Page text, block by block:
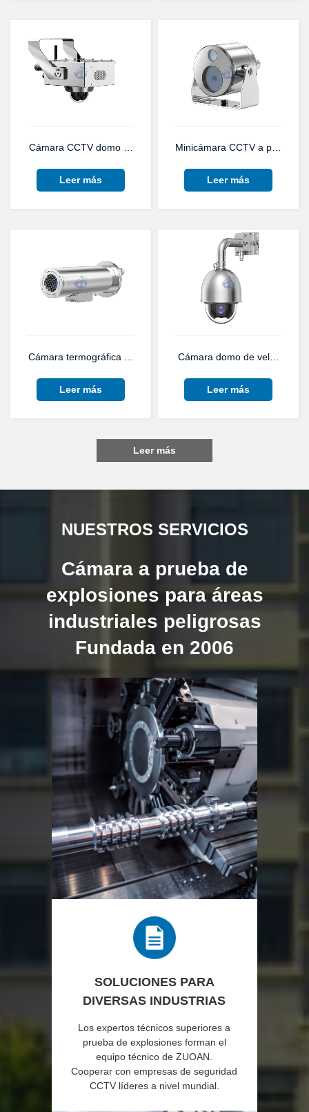
Cámara CCTV domo a prueba de explosiones serie KBA12Q
Leer más
Minicámara CCTV a prueba
Leer más
Cámara termográfica de acero inoxidable anticorrosión para
Leer más
Cámara domo de velocidad
Leer más
Leer más
NUESTROS SERVICIOS
Cámara a prueba de
explosiones para áreas
industriales peligrosas
Fundada en 2006
SOLUCIONES PARA
DIVERSAS INDUSTRIAS
Los expertos técnicos superiores a
prueba de explosiones forman el
equipo técnico de ZUOAN.
Cooperar con empresas de seguridad
CCTV líderes a nivel mundial.